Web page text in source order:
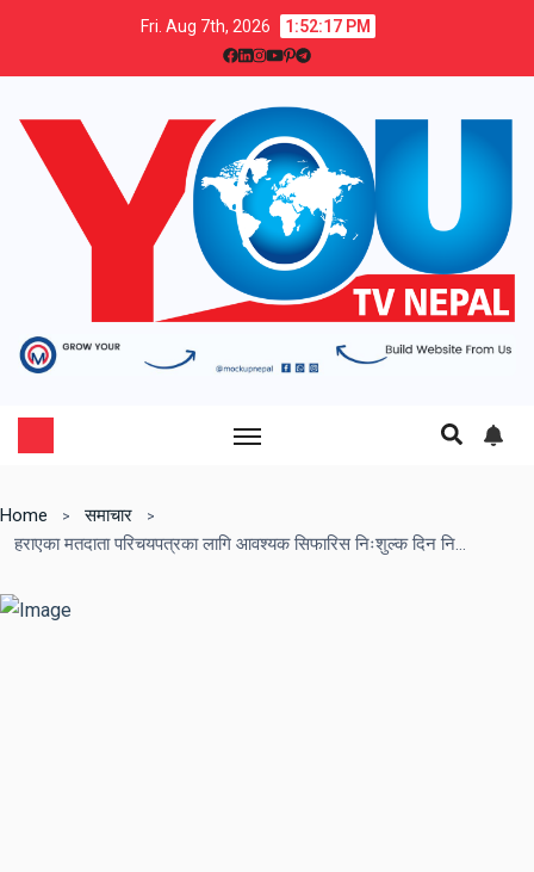
Fri. Aug 7th, 2026 1:52:18 PM
Home
समाचार
हराएका मतदाता परिचयपत्रका लागि आवश्यक सिफारिस निःशुल्क दिन निर्वाचन आयोगको आग्रह